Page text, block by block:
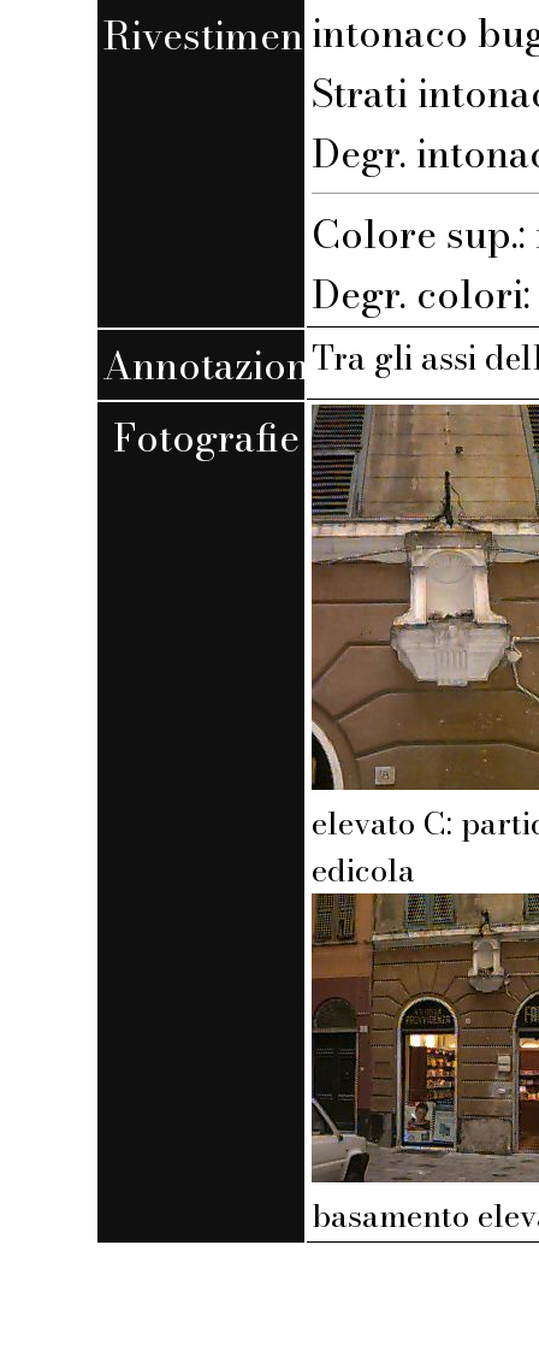
Rivestimentointonaco
Strati
Degr.
Colore
Degr.
AnnotazioniTra gli assi
Fotografie
elevato C:
edicola
basamento